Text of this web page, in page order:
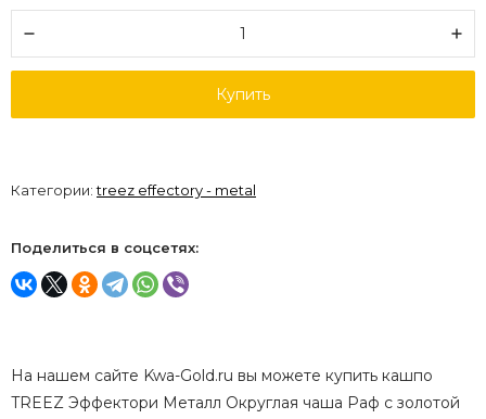
Купить
Категории:treez effectory - metal
Поделиться в соцсетях:
На нашем сайте Kwa-Gold.ru вы можете купить кашпо
TREEZ Эффектори Металл Округлая чаша Раф с золотой